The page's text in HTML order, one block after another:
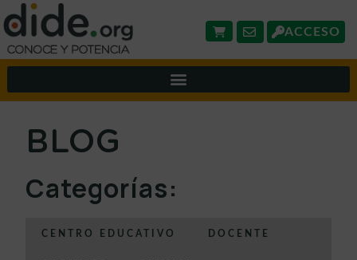
ACCESO
BLOG
Categorías:
CENTRO EDUCATIVO DOCENTE